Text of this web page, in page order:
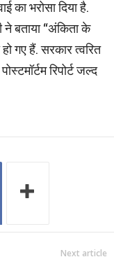
का भरोसा दिया है.
ने बताया “अंकिता के
गए हैं. सरकार त्वरित
रिपोर्ट जल्द
Next article